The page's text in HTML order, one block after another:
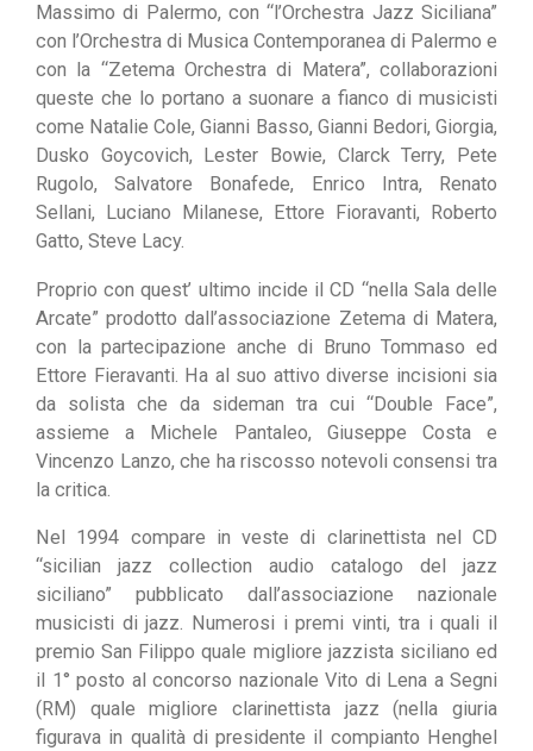
Massimo di Palermo, con “l’Orchestra Jazz Siciliana”
con l’Orchestra di Musica Contemporanea di Palermo e
con la “Zetema Orchestra di Matera”, collaborazioni
queste che lo portano a suonare a fianco di musicisti
come Natalie Cole, Gianni Basso, Gianni Bedori, Giorgia,
Dusko Goycovich, Lester Bowie, Clarck Terry, Pete
Rugolo, Salvatore Bonafede, Enrico Intra, Renato
Sellani, Luciano Milanese, Ettore Fioravanti, Roberto
Gatto, Steve Lacy.
Proprio con quest’ ultimo incide il CD “nella Sala delle
Arcate” prodotto dall’associazione Zetema di Matera,
con la partecipazione anche di Bruno Tommaso ed
Ettore Fieravanti. Ha al suo attivo diverse incisioni sia
da solista che da sideman tra cui “Double Face”,
assieme a Michele Pantaleo, Giuseppe Costa e
Vincenzo Lanzo, che ha riscosso notevoli consensi tra
la critica.
Nel 1994 compare in veste di clarinettista nel CD
“sicilian jazz collection audio catalogo del jazz
siciliano” pubblicato dall’associazione nazionale
musicisti di jazz. Numerosi i premi vinti, tra i quali il
premio San Filippo quale migliore jazzista siciliano ed
il 1° posto al concorso nazionale Vito di Lena a Segni
(RM) quale migliore clarinettista jazz (nella giuria
figurava in qualità di presidente il compianto Henghel